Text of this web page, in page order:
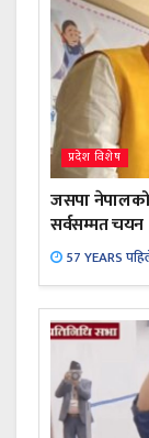
प्रदेश विशेष
जसपा
सर्वसम्मत चयन
57 YEARS